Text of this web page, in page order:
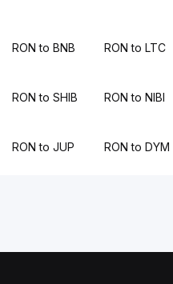
RON to BNB RON to LTC
RON to SHIB RON to NIBI
RON to JUP RON to DYM